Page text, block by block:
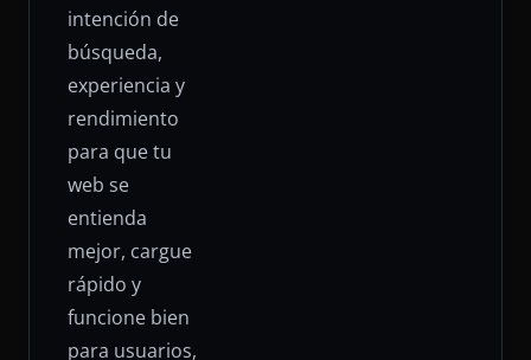
intención de
búsqueda,
experiencia y
rendimiento
para que tu
web se
entienda
mejor, cargue
rápido y
funcione bien
para usuarios,